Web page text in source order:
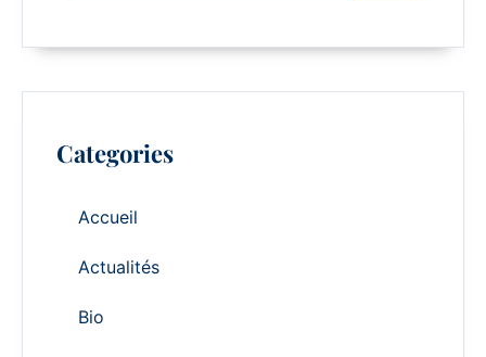
Categories
Accueil
Actualités
Bio